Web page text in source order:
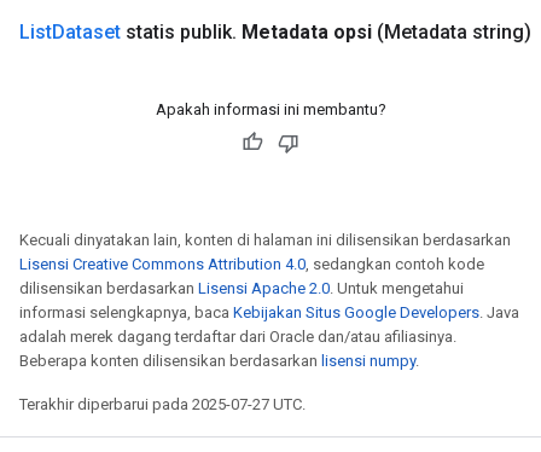
ListDataset statis publik. Metadata opsi (Metadata string)
Apakah informasi ini membantu?
Kecuali dinyatakan lain, konten di halaman ini dilisensikan berdasarkan
Lisensi Creative Commons Attribution 4.0, sedangkan contoh kode
dilisensikan berdasarkan Lisensi Apache 2.0. Untuk mengetahui
informasi selengkapnya, baca Kebijakan Situs Google Developers. Java
adalah merek dagang terdaftar dari Oracle dan/atau afiliasinya.
Beberapa konten dilisensikan berdasarkan lisensi numpy.
Terakhir diperbarui pada 2025-07-27 UTC.